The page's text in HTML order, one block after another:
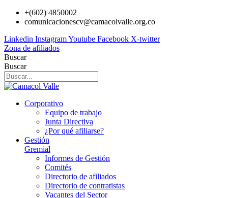
+(602) 4850002
comunicacionescv@camacolvalle.org.co
Linkedin InstagramYoutube Facebook X-twitter
Zona de afiliados
Buscar
Buscar
Corporativo
Equipo de trabajo
Junta Directiva
¿Por qué afiliarse?
Gestión
Gremial
Informes de Gestión
Comités
Directorio de afiliados
Directorio de contratistas
Vacantes del Sector